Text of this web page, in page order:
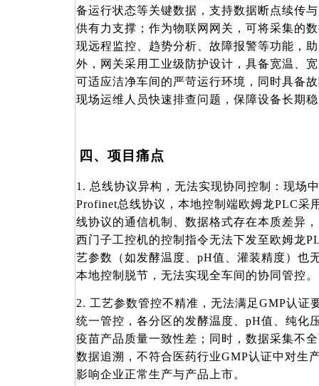
备运行状态等关键数据，支持数据断点续传
供有力支撑；作为物联网网关，可将采集的
现远程监控、趋势分析、故障报警等功能，
外，网关采用工业级防护设计，具备宽温、
可适应洁净车间的严苛运行环境，同时具备
现场运维人员快速排查问题，保障设备长期
四、项目痛点
1. 总线协议异构，无法实现协同控制：现场
Profinet总线协议，本地控制端欧姆龙PLC采
线协议的通信机制、数据格式存在本质差异
西门子工控机的控制指令无法下发至欧姆龙
艺参数（如发酵温度、pH值、灌装精度）也
本地控制脱节，无法实现全车间的协同管控。
2. 工艺参数管控不精准，无法满足GMP认证
统一管控，各分区的发酵温度、pH值、纯化
疫苗产品质量一致性差；同时，数据采集不
数据追溯，不符合医药行业GMP认证中对生
影响企业正常生产与产品上市。